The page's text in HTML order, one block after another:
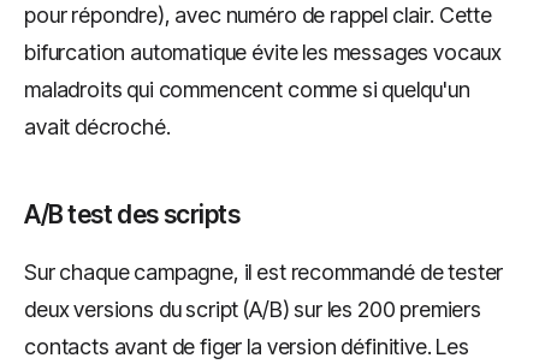
pour répondre), avec numéro de rappel clair. Cette
bifurcation automatique évite les messages vocaux
maladroits qui commencent comme si quelqu'un
avait décroché.
A/B test des scripts
Sur chaque campagne, il est recommandé de tester
deux versions du script (A/B) sur les 200 premiers
contacts avant de figer la version définitive. Les